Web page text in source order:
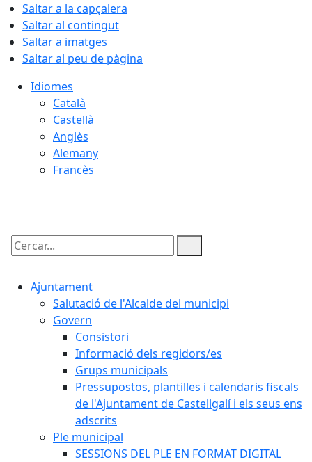
Saltar a la capçalera
Saltar al contingut
Saltar a imatges
Saltar al peu de pàgina
Idiomes
Català
Castellà
Anglès
Alemany
Francès
Cercar:
Ajuntament
Salutació de l'Alcalde del municipi
Govern
Consistori
Informació dels regidors/es
Grups municipals
Pressupostos, plantilles i calendaris fiscals
de l'Ajuntament de Castellgalí i els seus ens
adscrits
Ple municipal
SESSIONS DEL PLE EN FORMAT DIGITAL